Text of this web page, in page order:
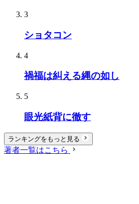
3
ショタコン
4
禍福は糾える縄の如し
5
眼光紙背に徹す
ランキングをもっと見る
著者一覧はこちら